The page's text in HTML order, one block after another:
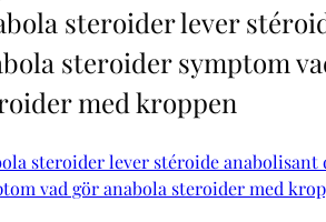
steroider lever
steroider symptom
med kroppen
steroider lever stéroide anabolisant
vad gör anabola steroider med